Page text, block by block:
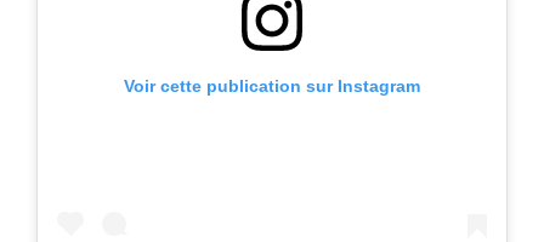
Voir cette publication sur Instagram